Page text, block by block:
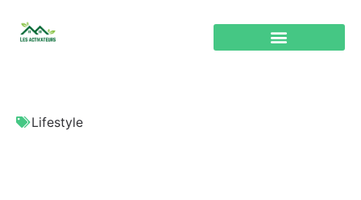
Lifestyle